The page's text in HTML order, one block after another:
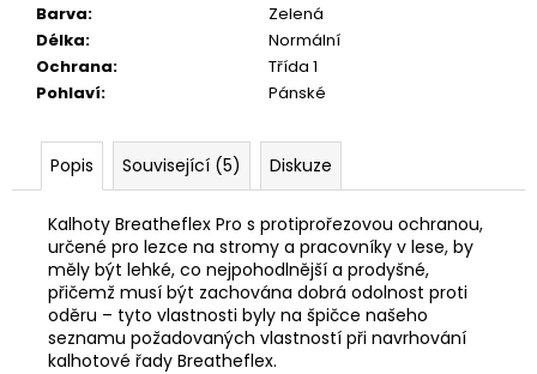
Barva:
Zelená
Délka:
Normální
Ochrana:
Třída 1
Pohlaví: Pánské
Popis Související (5) Diskuze
Kalhoty Breatheflex Pro s protiprořezovou ochranou,
určené pro lezce na stromy a pracovníky v lese, by
měly být lehké, co nejpohodlnější a prodyšné,
přičemž musí být zachována dobrá odolnost proti
oděru – tyto vlastnosti byly na špičce našeho
seznamu požadovaných vlastností při navrhování
kalhotové řady Breatheflex.